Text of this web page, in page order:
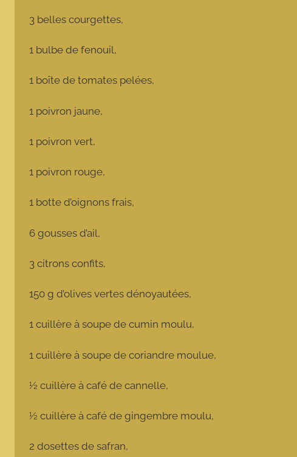
3 belles courgettes,
1 bulbe de fenouil,
1 boîte de tomates pelées,
1 poivron jaune,
1 poivron vert,
1 poivron rouge,
1 botte d’oignons frais,
6 gousses d’ail,
3 citrons confits,
150 g d’olives vertes dénoyautées,
1 cuillère à soupe de cumin moulu,
1 cuillère à soupe de coriandre moulue,
½ cuillère à café de cannelle,
½ cuillère à café de gingembre moulu,
2 dosettes de safran,